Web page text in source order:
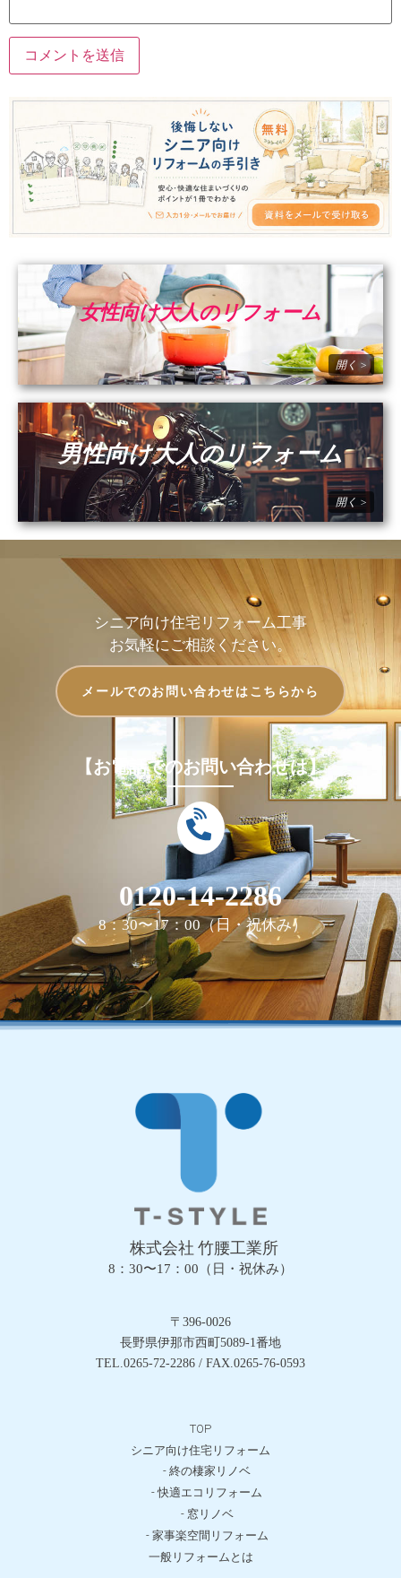
女性向け大人のリフォーム
男性向け大人のリフォーム
シニア向け住宅リフォーム工事
お気軽にご相談ください。
メールでのお問い合わせはこちらから
【お電話でのお問い合わせは】
0120-14-2286
8：30〜17：00（日・祝休み）
株式会社 竹腰工業所
8：30〜17：00（日・祝休み）
〒396-0026
長野県伊那市西町5089-1番地
TEL.0265-72-2286 / FAX.0265-76-0593
TOP
シニア向け住宅リフォーム
- 終の棲家リノベ
- 快適エコリフォーム
- 窓リノベ
- 家事楽空間リフォーム
一般リフォームとは